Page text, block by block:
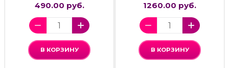
490.00 руб.
В КОРЗИНУ
1260.00 руб.
В КОРЗИНУ